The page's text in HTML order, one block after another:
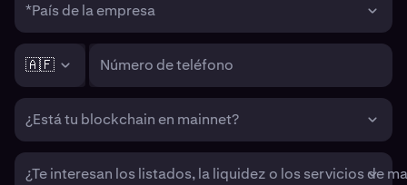
*País de la empresa
🇦🇫 Número de teléfono
¿Está tu blockchain en mainnet?
¿Te interesan los listados, la liquidez o los servicios de